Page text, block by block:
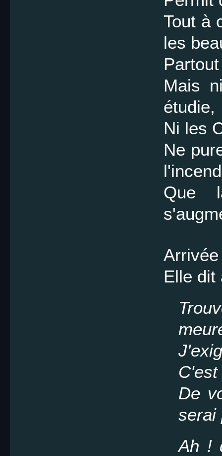
Tout à
les
Mais
étudie,
Ni les
Ne
Que
Elle dit
De
serai
Ah !